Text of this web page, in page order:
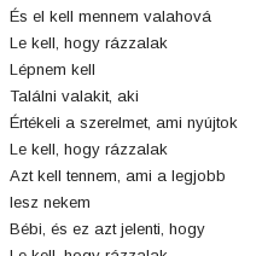
És el kell mennem valahová
Le kell, hogy rázzalak
Lépnem kell
Találni valakit, aki
Értékeli a szerelmet, ami nyújtok
Le kell, hogy rázzalak
Azt kell tennem, ami a legjobb
lesz nekem
Bébi, és ez azt jelenti, hogy